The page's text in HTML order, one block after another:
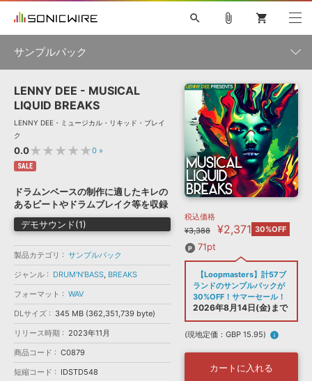
ソフト音源 »
プラグイン・エフェクト »
サンプルパック »
ソフトウェア／ツール »
DAW »
効果音 »
BGM »
キャンペーン »
特集 »
ニュースレター »
SONICWIREブログ »
製品サポート情報 »
DTMガイド »
FAQ »
お問い合わせ »
音楽カード
楽曲配信流通 サービス
無償のサウンド管理ソフト
次世代型 ボーカル・エディタ
search
初音ミク NT 鏡音リン・レン V4X 巡音ルカ V4X
MEIKO V3
KAITO V3
VOCALOID TOONTRACK
SPITFIRE AUDIO
VIENNA
EZ DRUMMER 3 SERUM
ライセンスフリーBGM
サンプルパックを試そう
ボーカル抜き出し
DUBSTEP
ELECTRONICA
MUTANT
ROUTER.FM
ソフト音源 プラグイン・エフェクト
ソフトウェア／ツール DAW 効果音
attach_file shopping_cart
サンプルパック
製品一覧
ジャンル
メーカー
フォーマット
ランキング
LENNY DEE - MUSICAL
LIQUID BREAKS
LENNY DEE・ミュージカル・リキッド・ブレイ
ク
0.0★★★★★0 »
SALE
ドラムンベースの制作に適したキレの
あるビートやドラムブレイク等を収録
デモサウンド(1)
製品カテゴリ
サンプルパック
ジャンル
DRUM'N'BASS, BREAKS
フォーマット
WAV
DLサイズ
345 MB (362,351,739 byte)
リリース時期
2023年11月
商品コード
C0879
短縮コード
IDSTD548
税込価格
¥3,388
¥2,371 30%OFF
71pt
【Loopmasters】計57ブ
ランドのサンプルパックが
30%OFF！サマーセール！
2026年8月14日(金)まで
(現地定価：GBP 15.95) info
カートに入れる